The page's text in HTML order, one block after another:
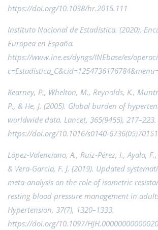
https://doi.org/10.1038/hr.2015.111
Instituto Nacional de Estadística. (2020).
Europea en España.
https://www.ine.es/dyngs/INEbase/es/
Kearney, P., Whelton, M., Reynolds, K.,
P., & He, J. (2005). Global burden of
worldwide data. Lancet, 365(9455), 217–223.
https://doi.org/10.1016/s0140-
López-Valenciano, A., Ruiz-Pérez, I., Ayala,
& Vera-Garcia, F. J. (2019). Updated
meta-analysis on the role of isometric
resting blood pressure management in
Hypertension, 37(7), 1320–1333.
https://doi.org/10.1097/